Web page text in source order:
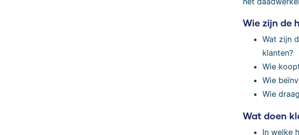
Wie zijn de
Wat zijn
klanten?
Wie
Wie
Wie
Wat doen
In welke